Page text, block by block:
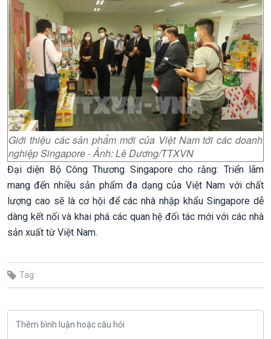
Giới thiệu các sản phẩm mới của Việt Nam tới các doanh
nghiệp Singapore - Ảnh: Lê Dương/TTXVN
Đại diện Bộ Công Thương Singapore cho rằng: Triển lãm
mang đến nhiều sản phẩm đa dạng của Việt Nam với chất
lượng cao sẽ là cơ hội để các nhà nhập khẩu Singapore dễ
dàng kết nối và khai phá các quan hệ đối tác mới với các nhà
sản xuất từ Việt Nam.
Tag: